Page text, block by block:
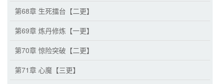
第68章 生死擂台【二更】
第69章 炼丹修炼【一更】
第70章 惊险突破【二更】
第71章 心魔【三更】